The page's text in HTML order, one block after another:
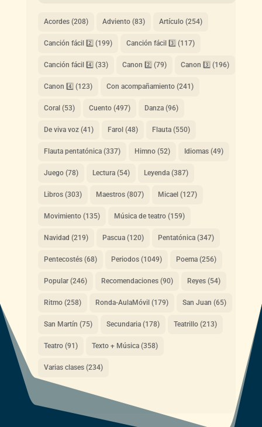
Acordes(208) Adviento(83) Artículo(254)
Canción fácil 2️⃣ (199) Canción fácil 3️⃣ (117)
Canción fácil 4️⃣ (33) Canon 2️⃣ (79) Canon 3️⃣ (196)
Canon 4️⃣ (123) Con acompañamiento(241)
Coral(53) Cuento(497) Danza(96)
De viva voz(41) Farol(48) Flauta(550)
Flauta pentatónica(337) Himno(52) Idiomas(49)
Juego(78) Lectura(54) Leyenda(387)
Libros(303) Maestros(807) Micael(127)
Movimiento(135) Música de teatro(159)
Navidad (219) Pascua(120) Pentatónica(347)
Pentecostés(68) Periodos(1049) Poema(256)
Popular(246) Recomendaciones(90) Reyes(54)
Ritmo(258) Ronda-AulaMóvil(179) San Juan (65)
San Martín (75) Secundaria(178) Teatrillo(213)
Teatro(91) Texto + Música(358)
Varias clases(234)